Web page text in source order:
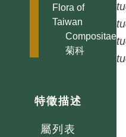
Flora of
Taiwan
Compositae
菊科
特徵描述
屬列表
Gaillardia 天人菊屬
Galinsoga 小米菊屬
Gerbera 大丁草屬
Gnaphalium
鼠麴草屬
Grangea 線球菊屬